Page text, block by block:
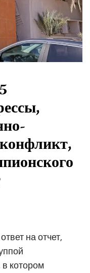
на отчет,
котором